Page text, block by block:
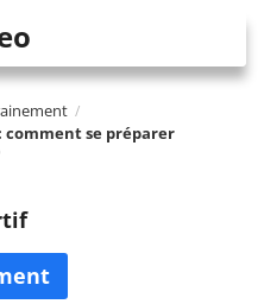
/
se préparer